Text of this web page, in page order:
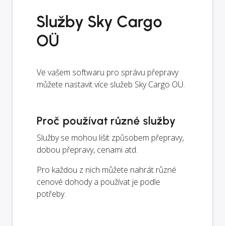
Služby Sky Cargo
OÜ
Ve vašem softwaru pro správu přepravy
můžete nastavit více služeb Sky Cargo OÜ.
Proč používat různé služby
Služby se mohou lišit způsobem přepravy,
dobou přepravy, cenami atd.
Pro každou z nich můžete nahrát různé
cenové dohody a používat je podle
potřeby.